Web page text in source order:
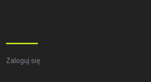
Zaloguj się